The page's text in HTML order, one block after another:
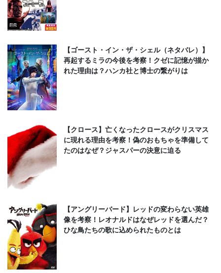
【ゴースト・イン・ザ・シェル（ネタバレ）】
再起するミラの今後を考察！クゼに記憶が描か
れた理由は？ハンカ社と博士の繋がりは
【クロース】亡くなったクロースがクリスマス
に現れる理由を考察！偽のおもちゃを準備して
たのはなぜ？ジャスパーの決意に迫る
【アングリーバード】レッドの変わらない英雄
像を考察！レオナルドはなぜレッドを選んだ？
ひな鳥たちの歌に込められたものとは